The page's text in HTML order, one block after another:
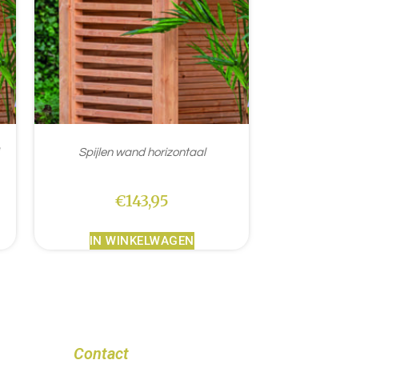
Spijlen wand horizontaal
€143,95
IN WINKELWAGEN
Contact